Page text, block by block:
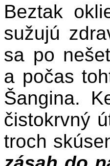
Beztak
sužujú
sa po
a počas
Šangina.
čistokrvný
troch